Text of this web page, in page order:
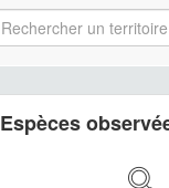
Espèces